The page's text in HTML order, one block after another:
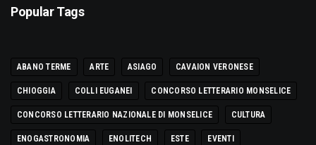
Popular Tags
ABANO TERME ARTE ASIAGO CAVAION VERONESE
CHIOGGIA COLLI EUGANEI CONCORSO LETTERARIO MONSELICE
CONCORSO LETTERARIO NAZIONALE DI MONSELICE CULTURA
ENOGASTRONOMIA ENOLITECH ESTE EVENTI